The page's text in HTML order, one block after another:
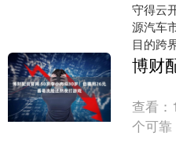
守得云
源汽车
目的跨
刻起，
在舆论
查看：
个可靠